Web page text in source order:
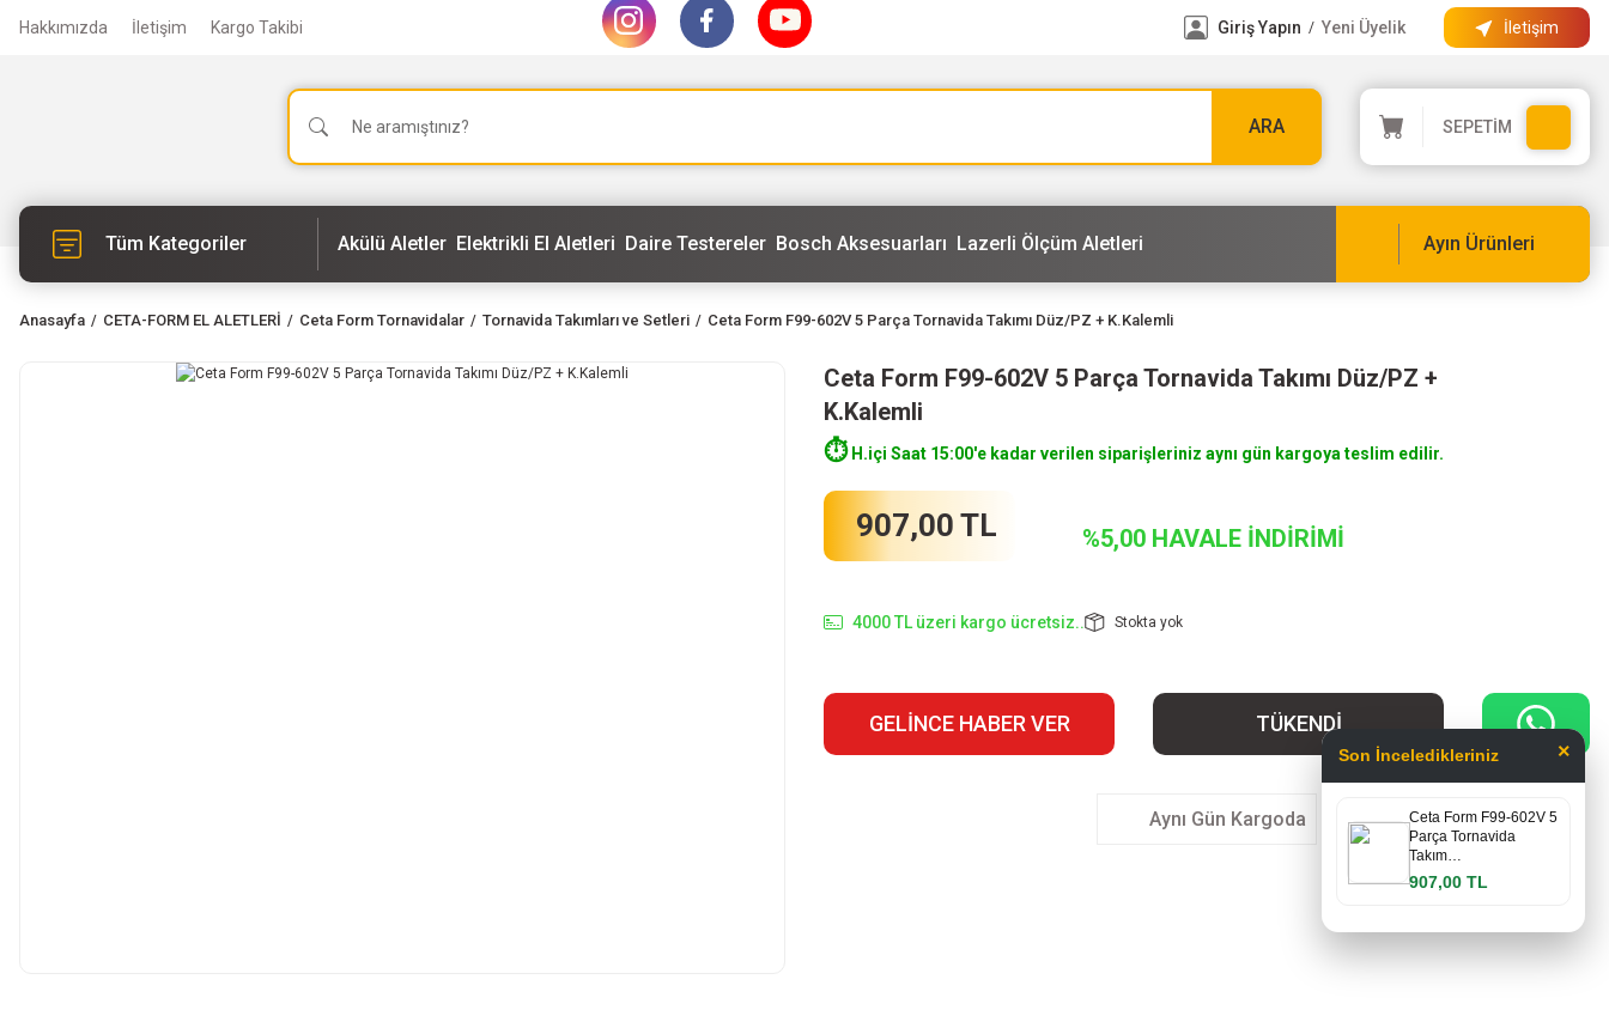
Hakkımızda İletişim Kargo Takibi Giriş Yapın / Yeni Üyelik İletişim
ARA SEPETİM
Tüm Kategoriler Akülü Aletler Elektrikli El Aletleri Daire Testereler Bosch Aksesuarları Lazerli Ölçüm Aletleri Ayın Ürünleri
Anasayfa CETA-FORM EL ALETLERİ Ceta Form Tornavidalar Tornavida Takımları ve Setleri Ceta Form F99-602V 5 Parça Tornavida Takımı Düz/PZ + K.Kalemli
Ceta Form F99-602V 5 Parça Tornavida Takımı Düz/PZ +
K.Kalemli
⏱️H.içi Saat 15:00'e kadar verilen siparişleriniz aynı gün kargoya teslim edilir.
907,00 TL %5,00 HAVALE İNDİRİMİ
4000 TL üzeri kargo ücretsiz.. Stokta yok
GELINCE HABER VER TÜKENDİ
Aynı Gün Kargoda
Son İnceledikleriniz ×
Ceta Form F99-602V 5
Parça Tornavida
Takım…
907,00 TL